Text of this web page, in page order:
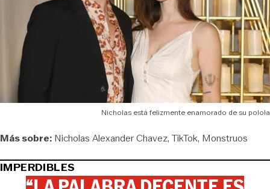
Nicholas está felizmente enamorado de su polola
Más sobre: Nicholas Alexander Chavez TikTok Monstruos
IMPERDIBLES